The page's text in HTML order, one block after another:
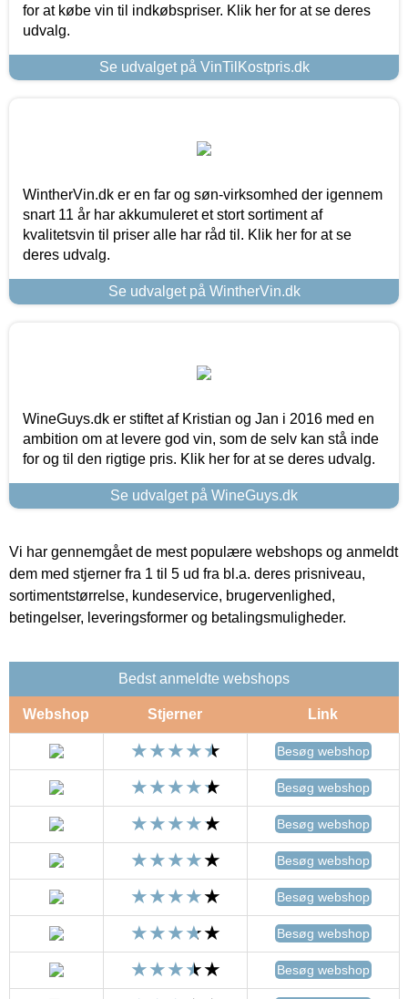
for at købe vin til indkøbspriser. Klik her for at se deres
udvalg.
Se udvalget på VinTilKostpris.dk
WintherVin.dk er en far og søn-virksomhed der igennem
snart 11 år har akkumuleret et stort sortiment af
kvalitetsvin til priser alle har råd til. Klik her for at se
deres udvalg.
Se udvalget på WintherVin.dk
WineGuys.dk er stiftet af Kristian og Jan i 2016 med en
ambition om at levere god vin, som de selv kan stå inde
for og til den rigtige pris. Klik her for at se deres udvalg.
Se udvalget på WineGuys.dk
Vi har gennemgået de mest populære webshops og anmeldt
dem med stjerner fra 1 til 5 ud fra bl.a. deres prisniveau,
sortimentstørrelse, kundeservice, brugervenlighed,
betingelser, leveringsformer og betalingsmuligheder.
Bedst anmeldte webshops
Webshop Stjerner Link
Besøg webshop
Besøg webshop
Besøg webshop
Besøg webshop
Besøg webshop
Besøg webshop
Besøg webshop